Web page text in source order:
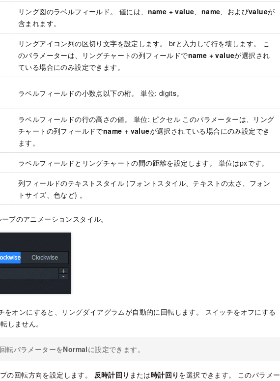
リング図のラベルフィールド。 値には、 name + value、 name、およびvalueが
含まれます。
リングアイコン列の区切り文字を設定します。 brと入力して行を壊します。 こ
のパラメーターは、リングチャートの列フィールドでname + valueが選択され
ている場合にのみ設定できます。
ラベルフィールドの小数点以下の桁。 単位: digits。
ラベルフィールドの行の高さの値。 単位: ピクセル このパラメーターは、リング
チャートの列フィールドでname + valueが選択されている場合にのみ設定でき
ます。
ラベルフィールドとリングチャートの間の距離を設定します。 単位はpxです。
列フィールドのテキストスタイル (フォントスタイル、テキストの太さ、フォン
トサイズ、色など) 。
プのアニメーションスタイル。
をオンにすると、リングダイアグラムが自動的に回転します。 スイッチをオフにする
しません。
転パラメーターをNormalに設定できます。
の回転方向を設定します。 反時計回り または時計回り を選択できます。 このパラメー